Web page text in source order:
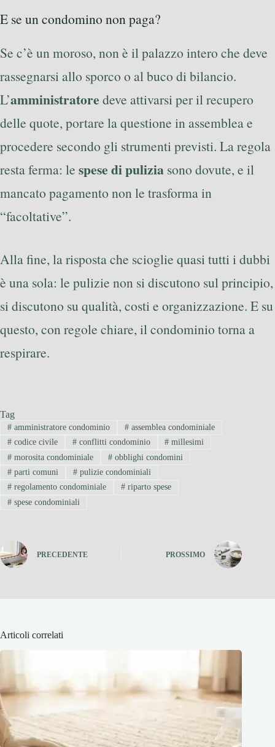
E se un condomino non paga?
Se c’è un moroso, non è il palazzo intero che deve
rassegnarsi allo sporco o al buco di bilancio.
L’amministratore deve attivarsi per il recupero
delle quote, portare la questione in assemblea e
procedere secondo gli strumenti previsti. La regola
resta ferma: le spese di pulizia sono dovute, e il
mancato pagamento non le trasforma in
“facoltative”.
Alla fine, la risposta che scioglie quasi tutti i dubbi
è una sola: le pulizie non si discutono sul principio,
si discutono su qualità, costi e organizzazione. E su
questo, con regole chiare, il condominio torna a
respirare.
Tag
#amministratore condominio #assemblea condominiale
#codice civile #conflitti condominio # millesimi
#morosita condominiale #obblighi condomini
#parti comuni #pulizie condominiali
#regolamento condominiale #riparto spese
#spese condominiali
PRECEDENTE PROSSIMO
Articoli correlati